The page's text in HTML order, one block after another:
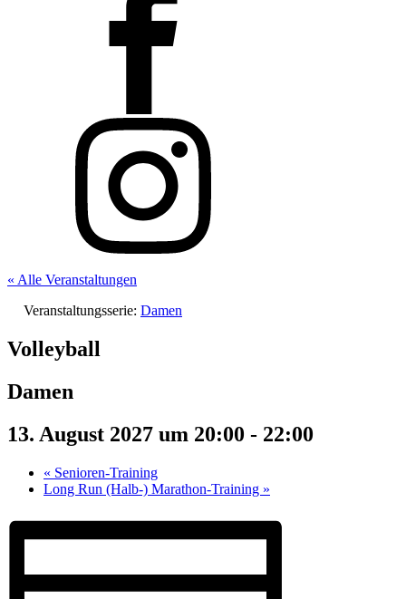
« Alle Veranstaltungen
Veranstaltungsserie: Damen
Volleyball
Damen
13. August 2027 um 20:00 - 22:00
« Senioren-Training
Long Run (Halb-) Marathon-Training »